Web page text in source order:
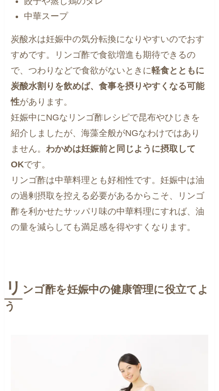
中華スープ
炭酸水は妊娠中の気分転換になりやすいのでおす
すめです。リンゴ酢で食欲増進も期待できるの
で、つわりなどで食欲がないときに軽食とともに
炭酸水割りを飲めば、食事を摂りやすくなる可能
性があります。
妊娠中にNGなリンゴ酢レシピで昆布やひじきを
紹介しましたが、海藻全般がNGなわけではあり
ません。わかめは妊娠前と同じように摂取して
OKです。
リンゴ酢は中華料理とも好相性です。妊娠中は油
の過剰摂取を控える必要があるからこそ、リンゴ
酢を利かせたサッパリ味の中華料理にすれば、油
の量を減らしても満足感を得やすくなります。
リ ンゴ酢を妊娠中の健康管理に役立てよ
う